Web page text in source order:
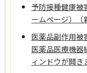
予防接種健康被
ームページ）（
医薬品副作用被
医薬品医療機器
ィンドウが開き